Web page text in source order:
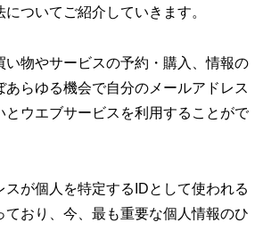
ついてご紹介していきます。
い物やサービスの予約・購入、情報の
あらゆる機会で自分のメールアドレス
とウエブサービスを利用することがで
スが個人を特定するIDとして使われる
ており、今、最も重要な個人情報のひ